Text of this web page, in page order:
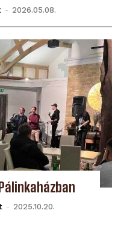
- 2026.05.08.
- 2025.10.20.